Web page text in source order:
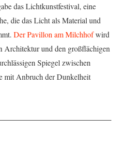
das Lichtkunstfestival, eine
die das Licht als Material und
Der Pavillon am Milchhofwird
Architektur und den großflächigen
Spiegel zwischen
mit Anbruch der Dunkelheit